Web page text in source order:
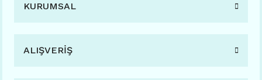
KURUMSAL
ALIŞVERİŞ